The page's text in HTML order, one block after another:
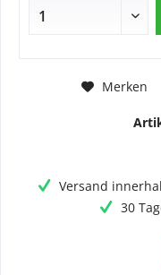
Merken
Versand
30